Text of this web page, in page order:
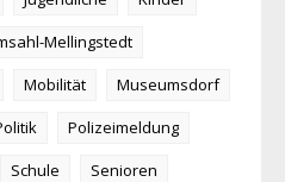
Mellingstedt
Mobilität
Museumsdorf
Polizeimeldung
Schule
Senioren